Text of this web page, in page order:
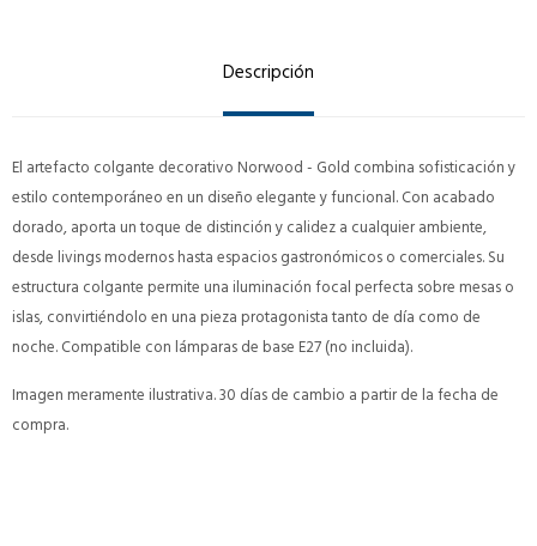
Descripción
El artefacto colgante decorativo Norwood - Gold combina sofisticación y
estilo contemporáneo en un diseño elegante y funcional. Con acabado
dorado, aporta un toque de distinción y calidez a cualquier ambiente,
desde livings modernos hasta espacios gastronómicos o comerciales. Su
estructura colgante permite una iluminación focal perfecta sobre mesas o
islas, convirtiéndolo en una pieza protagonista tanto de día como de
noche. Compatible con lámparas de base E27 (no incluida).
Imagen meramente ilustrativa. 30 días de cambio a partir de la fecha de
compra.